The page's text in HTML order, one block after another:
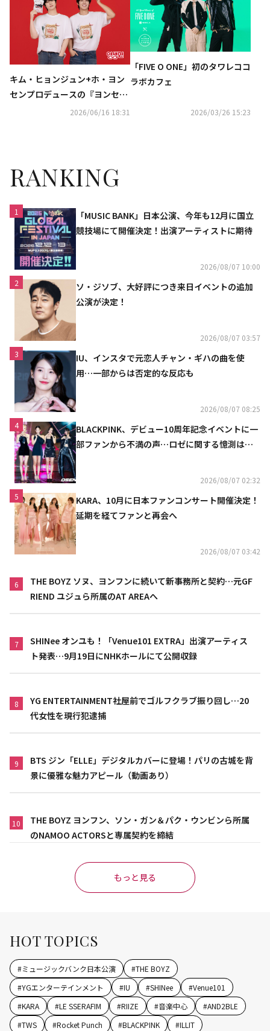
キム・ヒョンジュン+ホ・ヨン
センプロデュースの『ヨンセン
2026/06/16 18:31
「FIVE O ONE」初のタワレココ
ラボカフェ
2026/03/26 15:23
RANKING
1
「MUSIC BANK」日本公演、今年も12月に国立
競技場にて開催決定！出演アーティストに期待
2026/08/07 10:00
2
ソ・ジソブ、大好評につき来日イベントの追加
公演が決定！
2026/08/07 03:57
3
IU、インスタで元恋人チャン・ギハの曲を使
用…一部からは否定的な反応も
2026/08/07 08:25
4
BLACKPINK、デビュー10周年記念イベントに一
部ファンから不満の声…ロゼに関する憶測は否
2026/08/07 02:32
5
KARA、10月に日本ファンコンサート開催決定！
延期を経てファンと再会へ
2026/08/07 03:42
6
THE BOYZ ソヌ、ヨンフンに続いて新事務所と契約…元GF
RIEND ユジュら所属のAT AREAへ
7
SHINee オンユも！「Venue101 EXTRA」出演アーティス
ト発表…9月19日にNHKホールにて公開収録
8
YG ENTERTAINMENT社屋前でゴルフクラブ振り回し…20
代女性を現行犯逮捕
9
BTS ジン「ELLE」デジタルカバーに登場！パリの古城を背
景に優雅な魅力アピール（動画あり）
10
THE BOYZ ヨンフン、ソン・ガン＆パク・ウンビンら所属
のNAMOO ACTORSと専属契約を締結
もっと見る
HOT TOPICS
#ミュージックバンク日本公演 #THE BOYZ
#YGエンターテインメント #IU #SHINee #Venue101
#KARA #LE SSERAFIM #RIIZE #音楽中心 #AND2BLE
#TWS #Rocket Punch #BLACKPINK #ILLIT